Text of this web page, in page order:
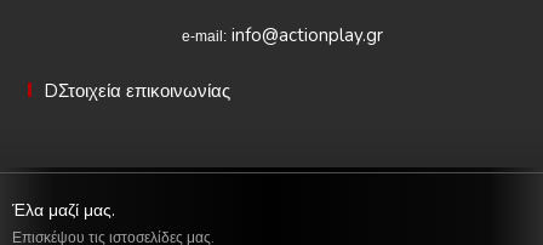
e-mail: info@actionplay.gr
DΣτοιχεία επικοινωνίας
Έλα μαζί μας.
Επισκέψου τις ιστοσελίδες μας.